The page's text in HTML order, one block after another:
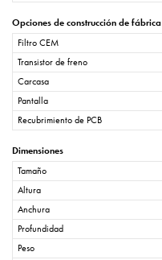
Opciones de construcción de fábrica
Filtro CEM
Transistor de freno
Carcasa
Pantalla
Recubrimiento de PCB
Dimensiones
Tamaño
Altura
Anchura
Profundidad
Peso